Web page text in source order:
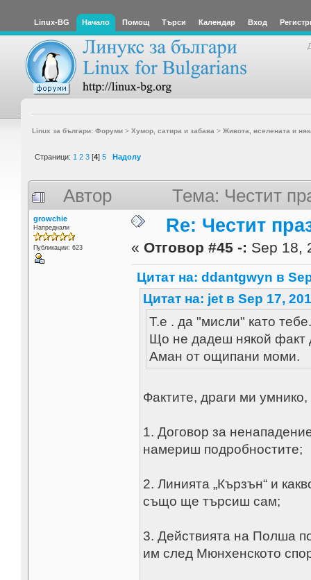
Linux-BG Начало Помощ Търси Календар Вход
Linux за българи: Форуми> Хумор, сатира и забава > Живота, вселената и
Страници: 1 2 3 [4] 5 Надолу
Автор Тема: Честит
growchie
Напреднали
Публикации: 623
Re: Честит
« Отговор #45 -: Sep 18,
Цитат на: ddantgwyn в
Цитат на: jet в Sep 17,
Т.е . да "мисли" като
Що не дадеш някой факт
Аман от ощипани моми.
Фактите, драги ми
1. Договор за
намериш подробностите;
2. Линията „Кързън“ и
също ще търсиш сам;
3. Действията на Полша
им след Мюнхенското